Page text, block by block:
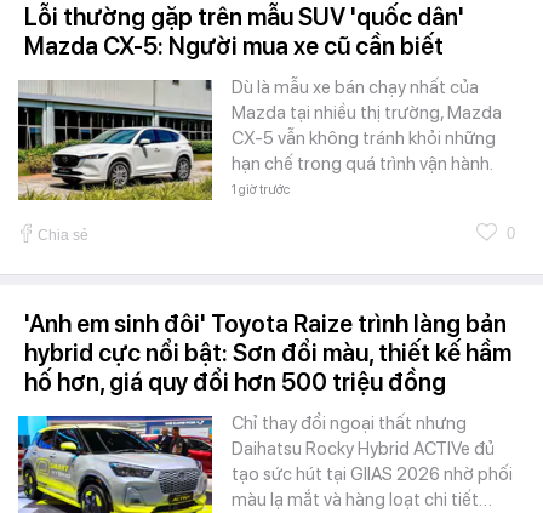
Lỗi thường gặp trên mẫu SUV 'quốc dân'
Mazda CX-5: Người mua xe cũ cần biết
Dù là mẫu xe bán chạy nhất của
Mazda tại nhiều thị trường, Mazda
CX-5 vẫn không tránh khỏi những
hạn chế trong quá trình vận hành.
1 giờ trước
Chia sẻ 0
'Anh em sinh đôi' Toyota Raize trình làng bản
hybrid cực nổi bật: Sơn đổi màu, thiết kế hầm
hố hơn, giá quy đổi hơn 500 triệu đồng
Chỉ thay đổi ngoại thất nhưng
Daihatsu Rocky Hybrid ACTIVe đủ
tạo sức hút tại GIIAS 2026 nhờ phối
màu lạ mắt và hàng loạt chi tiết…